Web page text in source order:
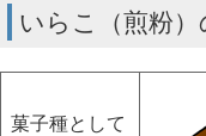
いらこ（煎粉）
菓子種として